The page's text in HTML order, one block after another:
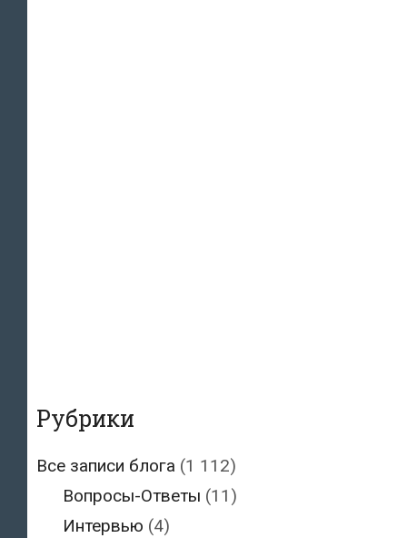
Рубрики
Все записи блога (1 112)
Вопросы-Ответы (11)
Интервью (4)